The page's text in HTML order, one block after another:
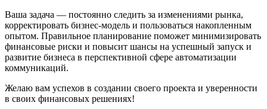
Ваша задача — постоянно следить за изменениями рынка,
корректировать бизнес-модель и пользоваться накопленным
опытом. Правильное планирование поможет минимизировать
финансовые риски и повысит шансы на успешный запуск и
развитие бизнеса в перспективной сфере автоматизации
коммуникаций.
Желаю вам успехов в создании своего проекта и уверенности
в своих финансовых решениях!